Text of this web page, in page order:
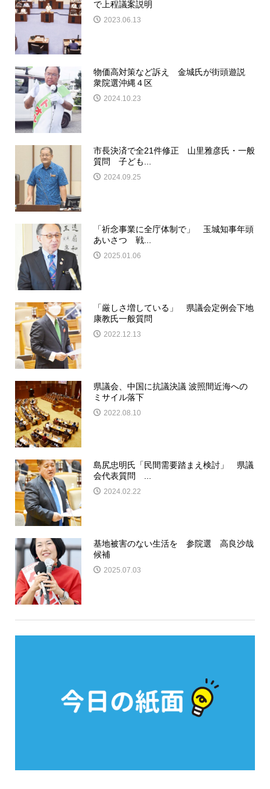
で上程議案説明
2023.06.13
物価高対策など訴え 金城氏が街頭遊説
衆院選沖縄４区
2024.10.23
市長決済で全21件修正 山里雅彦氏・一般
質問 子ども...
2024.09.25
「祈念事業に全庁体制で」 玉城知事年頭
あいさつ 戦...
2025.01.06
「厳しさ増している」 県議会定例会下地
康教氏一般質問
2022.12.13
県議会、中国に抗議決議 波照間近海への
ミサイル落下
2022.08.10
島尻忠明氏「民間需要踏まえ検討」 県議
会代表質問 ...
2024.02.22
基地被害のない生活を 参院選 高良沙哉
候補
2025.07.03